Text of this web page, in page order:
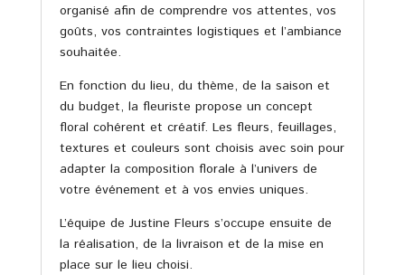
organisé afin de comprendre vos attentes, vos
goûts, vos contraintes logistiques et l’ambiance
souhaitée.
En fonction du lieu, du thème, de la saison et
du budget, la fleuriste propose un concept
floral cohérent et créatif. Les fleurs, feuillages,
textures et couleurs sont choisis avec soin pour
adapter la composition florale à l’univers de
votre événement et à vos envies uniques.
L’équipe de Justine Fleurs s’occupe ensuite de
la réalisation, de la livraison et de la mise en
place sur le lieu choisi.